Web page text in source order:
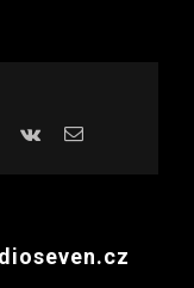
Pinterest
Vk Email